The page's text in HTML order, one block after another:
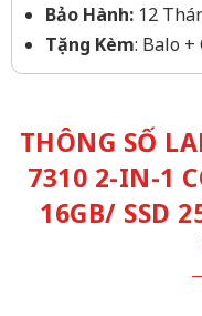
Bảo Hành: 12
Tặng Kèm: Balo +
THÔNG SỐ
7310 2-IN-1
16GB/ SSD